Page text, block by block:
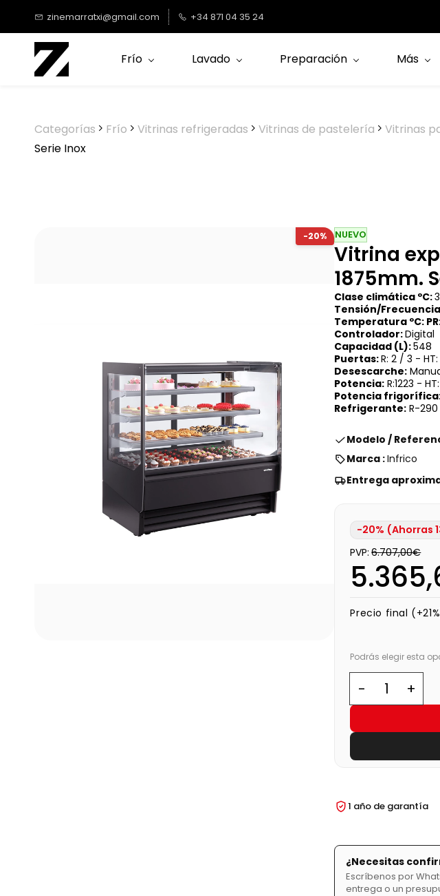
contenido
principal
zinemarratxi@gmail.com +34 871 04 35 24
Frío Lavado Preparación Más
Categorías Frío Vitrinas refrigeradas Vitrinas de pastelería Vitrinas
Serie Inox
-20% NUEVO
Vitrina
1875mm.
Clase climática ºC:
Tensión/
Temperatura ºC:
Controlador:Digital
Capacidad (L):548
Puertas:R: 2 / 3 -
Desescarche:
Potencia: R:1223 - HT:
Potencia
Refrigerante: R-290
Modelo /
Marca :Infrico
Entrega
-20% (Ahorras
PVP: 6.707,00€
Precio final
Podrás elegir esta
1 año de garantía
¿Necesitas
Escríbenos por
entrega o un